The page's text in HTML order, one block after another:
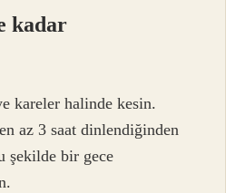
kadar
kareler halinde kesin.
az 3 saat dinlendiğinden
şekilde bir gece